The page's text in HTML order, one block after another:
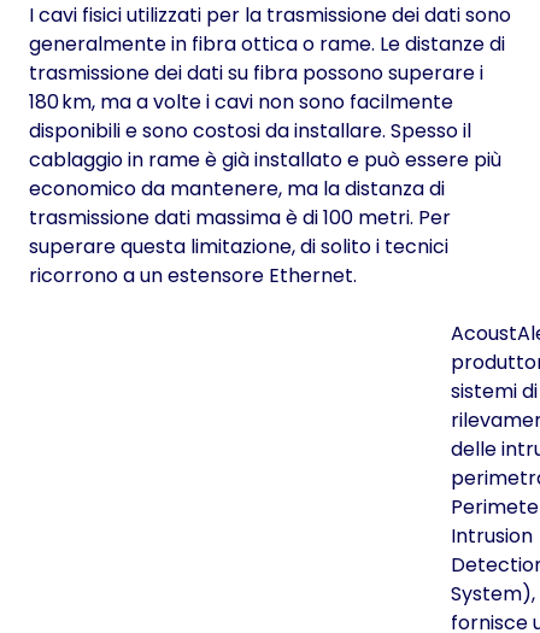
I cavi fisici utilizzati per la trasmissione dei dati sono
generalmente in fibra ottica o rame. Le distanze di
trasmissione dei dati su fibra possono superare i
180 km, ma a volte i cavi non sono facilmente
disponibili e sono costosi da installare. Spesso il
cablaggio in rame è già installato e può essere più
economico da mantenere, ma la distanza di
trasmissione dati massima è di 100 metri. Per
superare questa limitazione, di solito i tecnici
ricorrono a un estensore Ethernet.
sistemi di
delle
Intrusion
System),
fornisce